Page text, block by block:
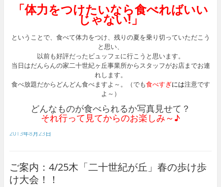
「体力をつけたいなら食べればいい
じゃない!」
ということで、食べて体力をつけ、残りの夏を乗り切っていただこう
と思い、
以前も好評だったビュッフェに行こうと思います。
当日はだんらんの家二十世紀ヶ丘事業所からスタッフがお店までお連
れします。
食べ放題だからどんどん食べますよ～。（でも食べすぎには注意です
よ～）
どんなものが食べられるか写真見せて？
それ行って見てからのお楽しみ～♪
2013年8月23日
ご案内：4/25木「二十世紀が丘」春の歩け歩
け大会！！